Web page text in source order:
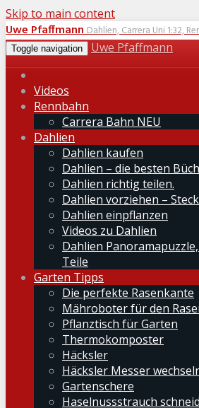
Skip to main content
Uwe PfaffmannDahlien, Carrera Uni 1:32,
Toggle navigation Uwe Pfaffmann
Videos
Rennbahn
Carrera Bahn NEU
Dahlien
Dahlien kaufen
Dahlien – die besten
Dahlien richtig teilen.
Dahlien vorziehen –
Dahlien einpflanzen
Videos zu Dahlien
Dahlien
Teile
Garten Tipps
Die perfekte Rasenkante
Mähroboter für den
Pflanztisch für Garten
Thermokomposter
Häcksler
Häcksler Messer
Gartenschere
Haselnussstrauch